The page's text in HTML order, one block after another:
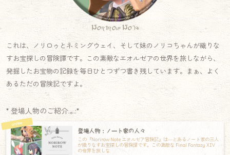
Norirow Note
これは、ノリロゥとネミングウェイ、そして妹のノリコちゃんが織りな
すお宝探しの冒険譚です。この素敵なエオルゼアの世界を旅しながら、
発掘したお宝物の記録を毎日ひとつずつ書き残しています。まぁ、よく
あるただの冒険記ですよ。
* 登場人物のご紹介.｡.:*
登場人物：ノート家の人々
この『Norirow Note エオルゼア冒険記』は―とあるノート家の三人
が織りなすお宝探しの冒険譚です。この素敵な Final Fantasy XIV
の世界を旅しな